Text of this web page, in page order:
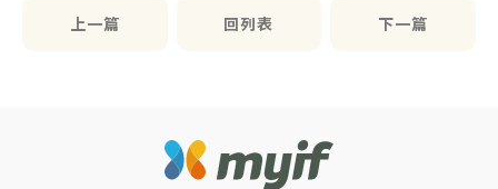
上一篇 回列表 下一篇